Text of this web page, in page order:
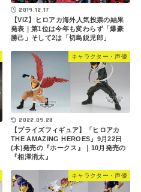
2019.12.17
【VIZ】ヒロアカ海外人気投票の結果
発表｜第1位は今年も変わらず「爆豪
勝己」そして2は「切島鋭児郎」
キャラクター・声優
2022.09.28
【プライズフィギュア】「ヒロアカ
THE AMAZING HEROES」9月22日
(木)発売の『ホークス』｜10月発売の
『相澤消太』
キャラクター・声優